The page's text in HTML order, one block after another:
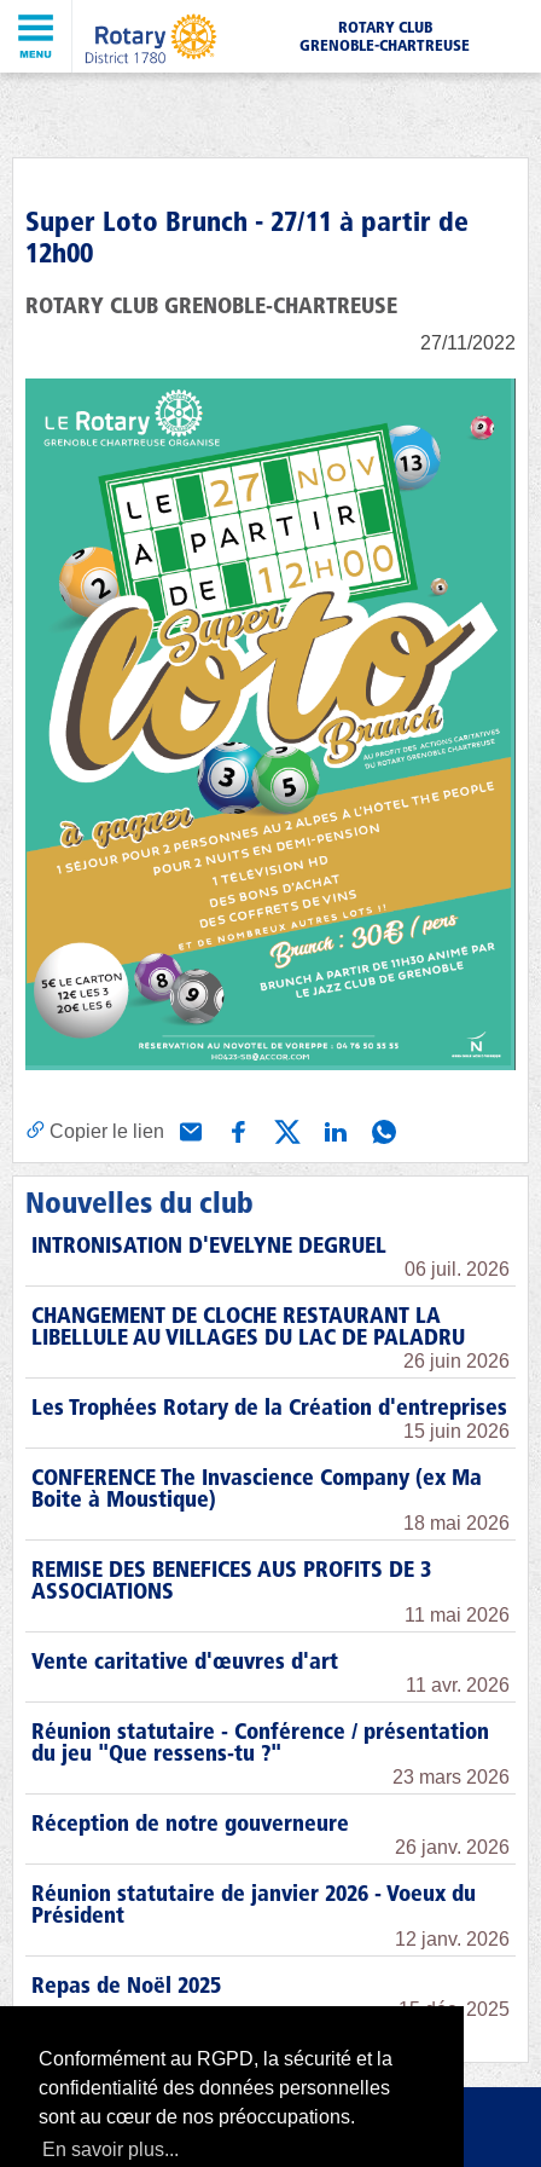
Conformément au RGPD, la sécurité et la
confidentialité des données personnelles
sont au cœur de nos préoccupations.
En savoir plus...
ROTARY CLUB
GRENOBLE-CHARTREUSE
Super Loto Brunch - 27/11 à partir de
12h00
ROTARY CLUB GRENOBLE-CHARTREUSE
27/11/2022
Copier le lien
Nouvelles du club
INTRONISATION D'EVELYNE DEGRUEL
06 juil. 2026
CHANGEMENT DE CLOCHE RESTAURANT LA
LIBELLULE AU VILLAGES DU LAC DE PALADRU
26 juin 2026
Les Trophées Rotary de la Création d'entreprises
15 juin 2026
CONFERENCE The Invascience Company (ex Ma
Boite à Moustique)
18 mai 2026
REMISE DES BENEFICES AUS PROFITS DE 3
ASSOCIATIONS
11 mai 2026
Vente caritative d'œuvres d'art
11 avr. 2026
Réunion statutaire - Conférence / présentation
du jeu "Que ressens-tu ?"
23 mars 2026
Réception de notre gouverneure
26 janv. 2026
Réunion statutaire de janvier 2026 - Voeux du
Président
12 janv. 2026
Repas de Noël 2025
15 déc. 2025
Copyright 2026 par RODI Platform